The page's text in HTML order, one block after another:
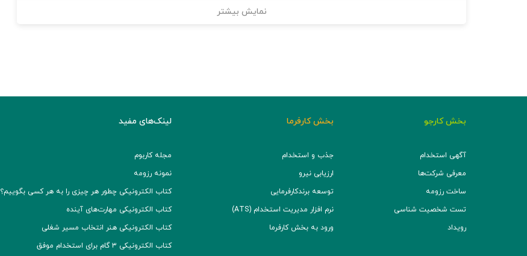
نمایش بیشتر
بخش کارجو
آگهی استخدام
معرفی شرکت‌ها
ساخت رزومه
تست شخصیت شناسی
رویداد
بخش کارفرما
جذب و استخدام
ارزیابی نیرو
توسعه برند‌کارفرمایی
نرم افزار مدیریت استخدام (ATS)
ورود به بخش کارفرما
لینک‌های مفید
مجله کاربوم
نمونه رزومه
کتاب الکترونیکی چطور هر چیزی را به هر کسی بگوییم؟
کتاب الکترونیکی مهارت‌های آینده
کتاب الکترونیکی هنر انتخاب مسیر شغلی
کتاب الکترونیکی ۳ گام برای استخدام موفق